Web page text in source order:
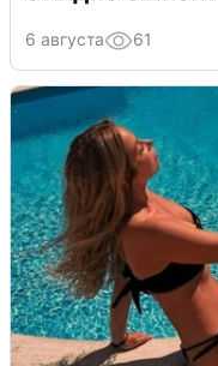
6 августа 61